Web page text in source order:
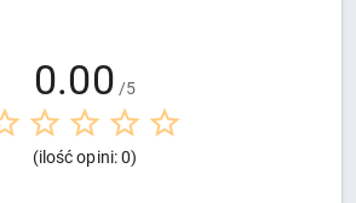
0.00 /5
(ilość opini: 0)